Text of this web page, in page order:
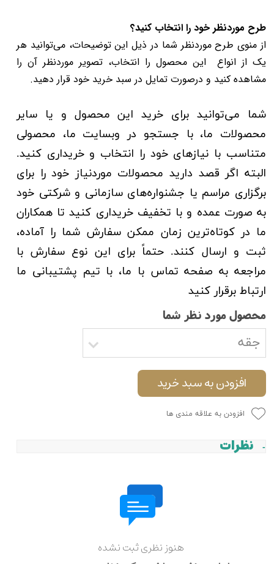
طرح موردنظر خود را انتخاب کنید؟
از منوی طرح موردنظر شما در ذیل این توضیحات، می‌توانید هر
یک از انواع این محصول را انتخاب، تصویر موردنظر آن را
مشاهده کنید و درصورت تمایل در سبد خرید خود قرار دهید.
شما می‌توانید برای خرید این محصول و یا سایر
محصولات ما، با جستجو در وبسایت ما، محصولی
متناسب با نیازهای خود را انتخاب و خریداری کنید.
البته اگر قصد دارید محصولات موردنیاز خود را برای
برگزاری مراسم یا جشنواره‌های سازمانی و شرکتی خود
به صورت عمده و با تخفیف خریداری کنید تا همکاران
ما در کوتاه‌ترین زمان ممکن سفارش شما را آماده،
ثبت و ارسال کنند. حتماً برای این نوع سفارش با
مراجعه به صفحه تماس با ما، با تیم پشتیبانی ما
ارتباط برقرار کنید
محصول مورد نظر شما
جقه
افزودن به سبد خرید
افزودن به علاقه مندی ها
نظرات
هنوز نظری ثبت نشده